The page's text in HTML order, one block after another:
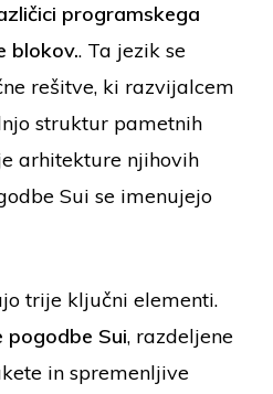
programskega
blokov.. Ta jezik se
rešitve, ki razvijalcem
struktur pametnih
arhitekture njihovih
Sui se imenujejo
trije ključni elementi.
pogodbe Sui, razdeljene
in spremenljive